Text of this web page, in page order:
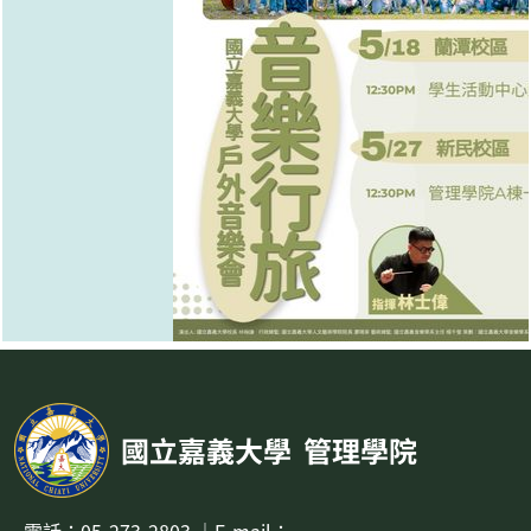
國立嘉義大學 管理學院